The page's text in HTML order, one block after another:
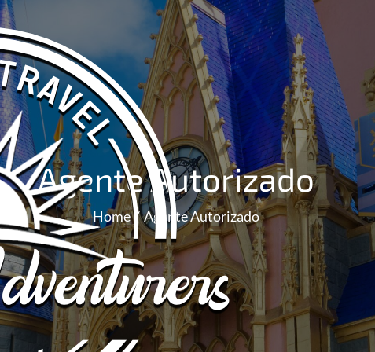
Agente Autorizado
Home Agente Autorizado